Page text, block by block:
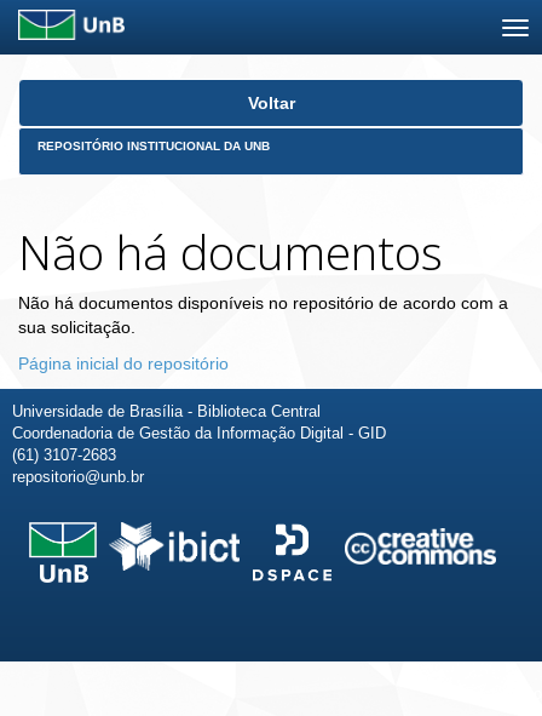
Skip
Voltar
REPOSITÓRIO INSTITUCIONAL DA UNB
Não há documentos
Não há documentos disponíveis no repositório de acordo com a
sua solicitação.
Página inicial do repositório
Universidade de Brasília - Biblioteca Central
Coordenadoria de Gestão da Informação Digital - GID
(61) 3107-2683
repositorio@unb.br